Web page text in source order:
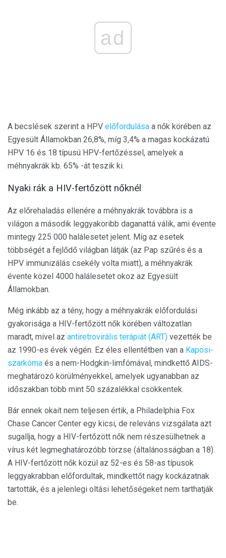
ad
A becslések szerint a HPV előfordulása a nők körében az
Egyesült Államokban 26,8%, míg 3,4% a magas kockázatú
HPV 16 és 18 típusú HPV-fertőzéssel, amelyek a
méhnyakrák kb. 65% -át teszik ki.
Nyaki rák a HIV-fertőzött nőknél
Az előrehaladás ellenére a méhnyakrák továbbra is a
világon a második leggyakoribb daganattá válik, ami évente
mintegy 225 000 halálesetet jelent. Míg az esetek
többségét a fejlődő világban látják (az Pap szűrés és a
HPV immunizálás csekély volta miatt), a méhnyakrák
évente közel 4000 halálesetet okoz az Egyesült
Államokban.
Még inkább az a tény, hogy a méhnyakrák előfordulási
gyakorisága a HIV-fertőzött nők körében változatlan
maradt, mivel az antiretrovirális terápiát (ART) vezették be
az 1990-es évek végén. Ez éles ellentétben van a Kaposi-
szarkóma és a nem-Hodgkin-limfómával, mindkettő AIDS-
meghatározó körülményekkel, amelyek ugyanabban az
időszakban több mint 50 százalékkal csökkentek.
Bár ennek okait nem teljesen értik, a Philadelphia Fox
Chase Cancer Center egy kicsi, de releváns vizsgálata azt
sugallja, hogy a HIV-fertőzött nők nem részesülhetnek a
vírus két legmeghatározóbb törzse (általánosságban a 18).
A HIV-fertőzött nők közül az 52-es és 58-as típusok
leggyakrabban előfordultak, mindkettőt nagy kockázatnak
tartották, és a jelenlegi oltási lehetőségeket nem tarthatják
be.